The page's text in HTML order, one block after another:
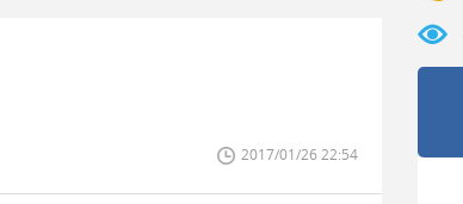
2017/01/26 22:54